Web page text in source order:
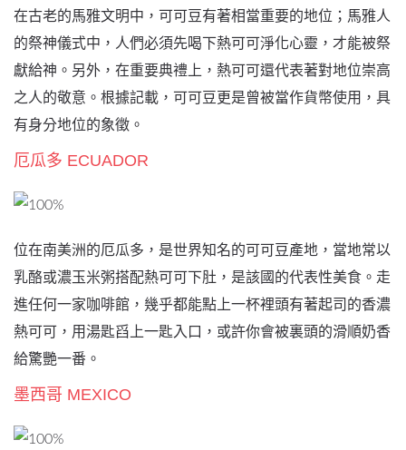
在古老的馬雅文明中，可可豆有著相當重要的地位；馬雅人
的祭神儀式中，人們必須先喝下熱可可淨化心靈，才能被祭
獻給神。另外，在重要典禮上，熱可可還代表著對地位崇高
之人的敬意。根據記載，可可豆更是曾被當作貨幣使用，具
有身分地位的象徵。
厄瓜多 ECUADOR
位在南美洲的厄瓜多，是世界知名的可可豆產地，當地常以
乳酪或濃玉米粥搭配熱可可下肚，是該國的代表性美食。走
進任何一家咖啡館，幾乎都能點上一杯裡頭有著起司的香濃
熱可可，用湯匙舀上一匙入口，或許你會被裏頭的滑順奶香
給驚艷一番。
墨西哥 MEXICO